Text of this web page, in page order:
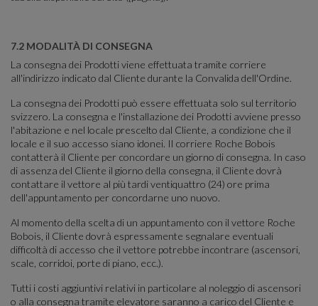
7.2 MODALITÀ DI CONSEGNA
La consegna dei Prodotti viene effettuata tramite corriere
all'indirizzo indicato dal Cliente durante la Convalida dell'Ordine.
La consegna dei Prodotti può essere effettuata solo sul territorio
svizzero. La consegna e l'installazione dei Prodotti avviene presso
l'abitazione e nel locale prescelto dal Cliente, a condizione che il
locale e il suo accesso siano idonei. Il corriere Roche Bobois
contatterà il Cliente per concordare un giorno di consegna. In caso
di assenza del Cliente il giorno della consegna, il Cliente dovrà
contattare il vettore al più tardi ventiquattro (24) ore prima
dell'appuntamento per concordarne uno nuovo.
Al momento della scelta di un appuntamento con il vettore Roche
Bobois, il Cliente dovrà espressamente segnalare eventuali
difficoltà di accesso che il vettore potrebbe incontrare (ascensori,
scale, corridoi, porte di piano, ecc.).
Tutti i costi aggiuntivi relativi in ​​particolare al noleggio di ascensori
o alla consegna tramite elevatore saranno a carico del Cliente e